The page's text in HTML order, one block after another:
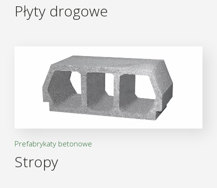
Płyty drogowe
Prefabrykaty betonowe
Stropy